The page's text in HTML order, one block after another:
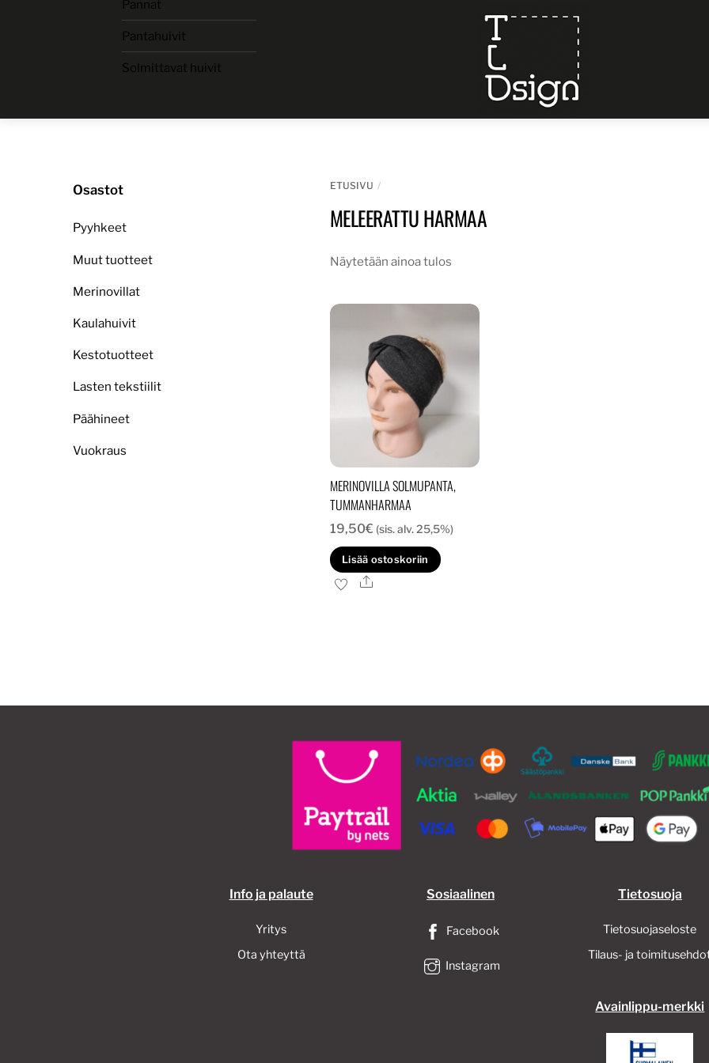
Pannat
Pantahuivit
Solmittavat huivit
ETUSIVU
MELEERATTU HARMAA
Näytetään ainoa tulos
MERINOVILLA SOLMUPANTA,
TUMMANHARMAA
19,50€ (sis. alv. 25,5%)
Lisää ostoskoriin
Ale
Osastot
Pyyhkeet
Muut tuotteet
Merinovillat
Kaulahuivit
Kestotuotteet
Lasten tekstiilit
Päähineet
Vuokraus
Info ja palaute
Yritys
Ota yhteyttä
Sosiaalinen
Facebook
Instagram
Tietosuoja
Tietosuojaseloste
Tilaus- ja
Avainlippu-merkki